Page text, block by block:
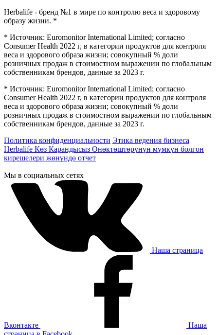
Herbalife - бренд №1 в мире по контролю веса и здоровому
образу жизни. *
* Источник: Euromonitor International Limited; согласно
Consumer Health 2022 г, в категории продуктов для контроля
веса и здорового образа жизни; совокупный % доли
розничных продаж в стоимостном выражении по глобальным
собственникам брендов, данные за 2023 г.
* Источник: Euromonitor International Limited; согласно
Consumer Health 2022 г, в категории продуктов для контроля
веса и здорового образа жизни; совокупный % доли
розничных продаж в стоимостном выражении по глобальным
собственникам брендов, данные за 2023 г.
Политика конфиденциальности Этика ведения бизнеса
Herbalife Көз Карандысыз Өнөктөштөрүнүн мүмкүн болгон
кирешелери жөнүндө отчет
Мы в социальных сетях
Наша страница
Вконтакте
Наша